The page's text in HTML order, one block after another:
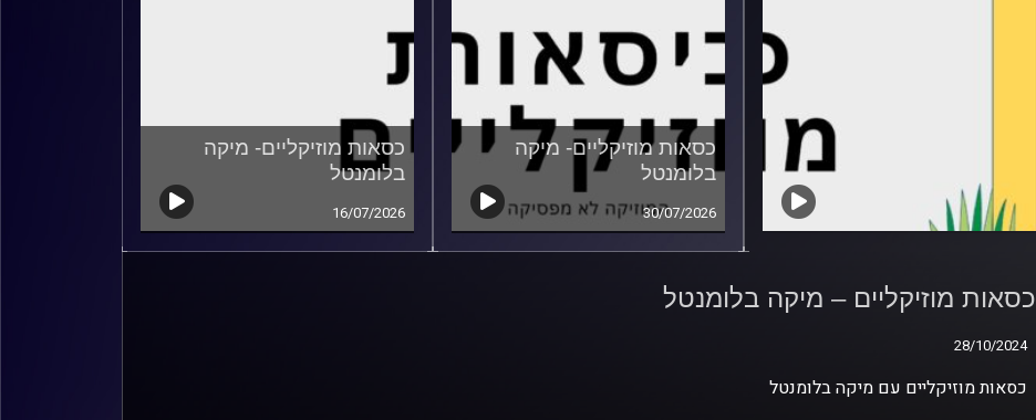
כסאות מוזיקליים- מיקה
בלומנטל
30/07/2026
כסאות מוזיקליים- מיקה
בלומנטל
16/07/2026
כסאות מוזיקליים – מיקה בלומנטל
28/10/2024
כסאות מוזיקליים עם מיקה בלומנטל